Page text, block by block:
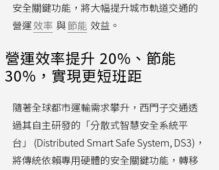
安全關鍵功能，將大幅提升城市軌道交通的
營運效率 與節能 效益。
營運效率提升 20%、節能
30%，實現更短班距
隨著全球都市運輸需求攀升，西門子交通透
過其自主研發的「分散式智慧安全系統平
台」 (Distributed Smart Safe System, DS3)，
將傳統依賴專用硬體的安全關鍵功能，轉移